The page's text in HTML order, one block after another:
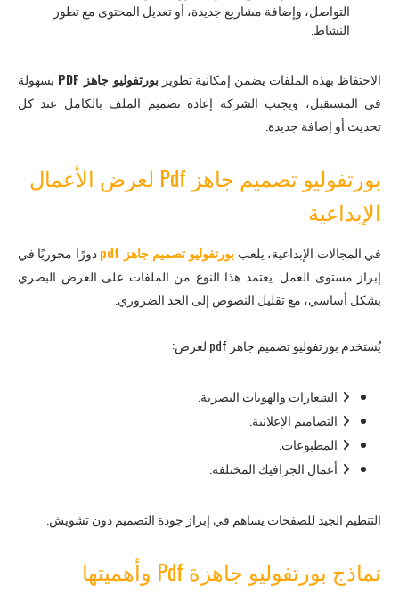
التواصل، وإضافة مشاريع جديدة، أو تعديل المحتوى مع تطور
النشاط.
الاحتفاظ بهذه الملفات يضمن إمكانية تطويربورتفوليو جاهز PDF
بسهولة
في المستقبل، ويجنب الشركة إعادة تصميم الملف بالكامل عند كل
تحديث أو إضافة جديدة.
بورتفوليو تصميم جاهز Pdf لعرض الأعمال
الإبداعية
في المجالات الإبداعية، يلعب بورتفوليو تصميم جاهز pdf
دورًا محوريًا في
إبراز مستوى العمل. يعتمد هذا النوع من الملفات على العرض البصري
بشكل أساسي، مع تقليل النصوص إلى الحد الضروري.
يُستخدم بورتفوليو تصميم جاهز pdf لعرض:
الشعارات والهويات البصرية.
التصاميم الإعلانية.
المطبوعات.
أعمال الجرافيك المختلفة.
التنظيم الجيد للصفحات يساهم في إبراز جودة التصميم دون تشويش.
نماذج بورتفوليو جاهزة Pdf وأهميتها